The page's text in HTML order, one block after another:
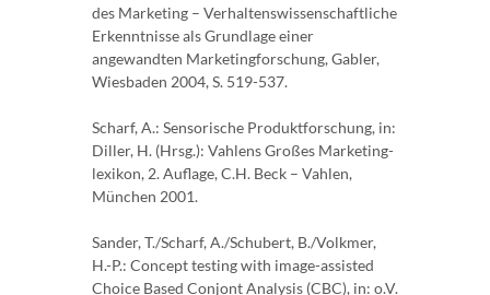
des Marketing – Verhaltenswissenschaftliche
Erkenntnisse als Grundlage einer
angewandten Marketingforschung, Gabler,
Wiesbaden 2004, S. 519-537.
Scharf, A.: Sensorische Produktforschung, in:
Diller, H. (Hrsg.): Vahlens Großes Marketing­
lexikon, 2. Auflage, C.H. Beck – Vahlen,
München 2001.
Sander, T./Scharf, A./Schubert, B./Volkmer,
H.-P.: Concept testing with image-assisted
Choice Based Conjont Analysis (CBC), in: o.V.